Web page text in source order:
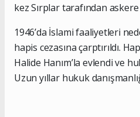
kez Sırplar tarafından askere
1946’da İslami faaliyetleri
hapis cezasına çarptırıldı.
Halide Hanım’la evlendi ve
Uzun yıllar hukuk